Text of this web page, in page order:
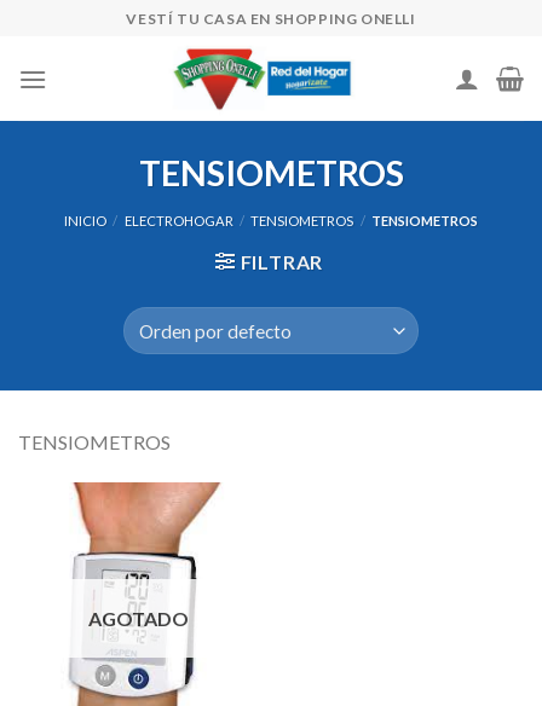
content
VESTÍ TU CASA EN SHOPPING ONELLI
TENSIOMETROS
INICIO / ELECTROHOGAR / TENSIOMETROS / TENSIOMETROS
FILTRAR
TENSIOMETROS
AGOTADO